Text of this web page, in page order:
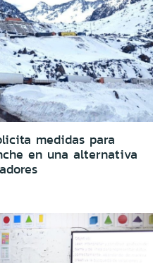
medidas para
en una alternativa